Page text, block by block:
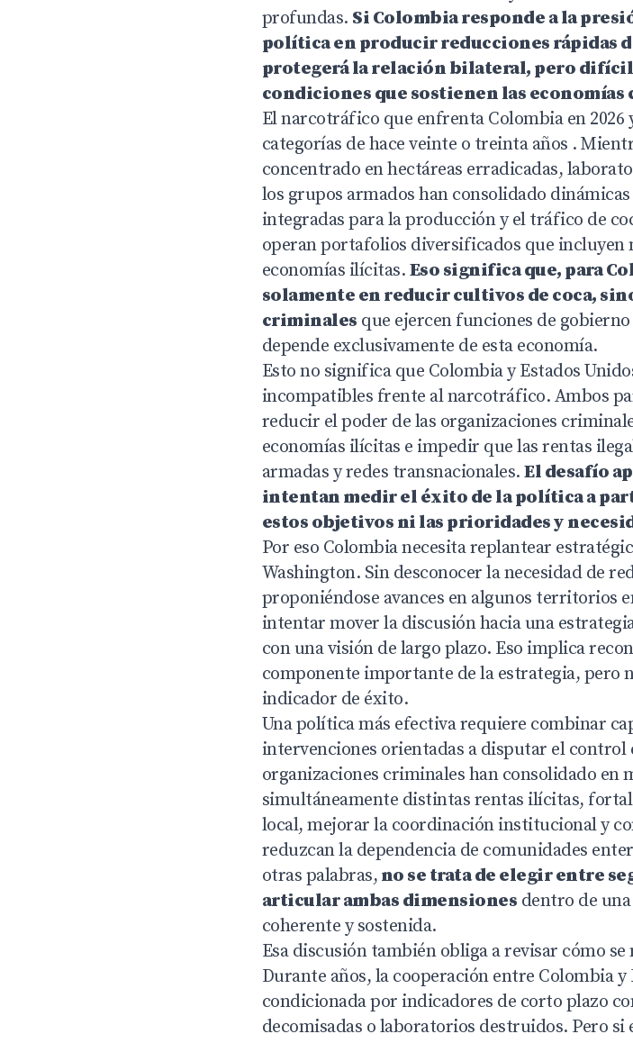
profundas. Si Colombia responde a la
política en producir reducciones rápidas
protegerá la relación bilateral, pero
condiciones que sostienen las
El narcotráfico que enfrenta Colombia en 2026
categorías de hace veinte o treinta años .
concentrado en hectáreas erradicadas,
los grupos armados han consolidado
integradas para la producción y el tráfico de
operan portafolios diversificados que
economías ilícitas. Eso significa que, para
solamente en reducir cultivos de coca,
criminales que ejercen funciones de
depende exclusivamente de esta economía.
Esto no significa que Colombia y Estados
incompatibles frente al narcotráfico. Ambos
reducir el poder de las organizaciones
economías ilícitas e impedir que las rentas
armadas y redes transnacionales.El desafío
intentan medir el éxito de la política a
estos objetivos ni las prioridades y
Por eso Colombia necesita replantear
Washington. Sin desconocer la necesidad de
proponiéndose avances en algunos territorios
intentar mover la discusión hacia una
con una visión de largo plazo. Eso implica
componente importante de la estrategia, pero
indicador de éxito.
Una política más efectiva requiere combinar
intervenciones orientadas a disputar el control
organizaciones criminales han consolidado en
simultáneamente distintas rentas ilícitas,
local, mejorar la coordinación institucional y
reduzcan la dependencia de comunidades
otras palabras, no se trata de elegir entre
articular ambas dimensiones dentro de
coherente y sostenida.
Esa discusión también obliga a revisar cómo
Durante años, la cooperación entre Colombia
condicionada por indicadores de corto plazo
decomisadas o laboratorios destruidos. Pero